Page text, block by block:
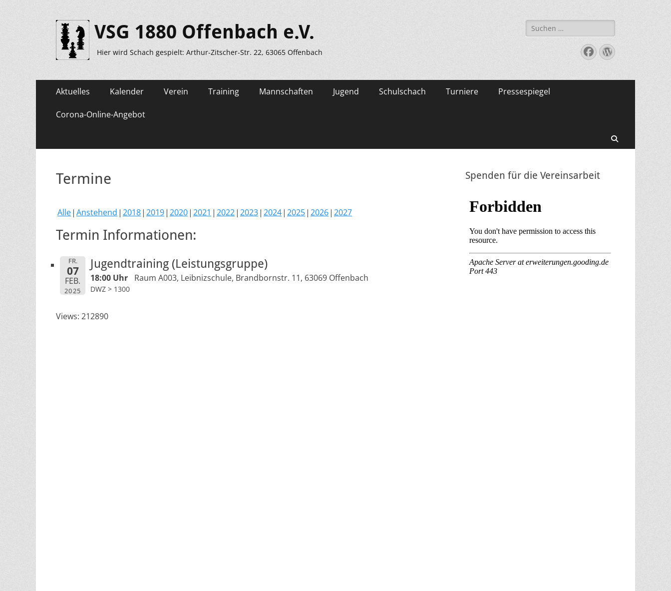
VSG 1880 Offenbach e.V.
Hier wird Schach gespielt: Arthur-Zitscher-Str. 22, 63065 Offenbach
Suche
nach:
Facebook
WordPress
Primäres
Zum
Inhalt
springen
Aktuelles Kalender Verein Training Mannschaften Jugend Schulschach Turniere Pressespiegel
Corona-Online-Angebot
Termine
Alle Anstehend 2018 2019 2020 2021 2022 2023 2024 2025 2026 2027
Termin Informationen:
FR.
07
FEB.
2025
Jugendtraining (Leistungsgruppe)
18:00 Uhr Raum A003, Leibnizschule, Brandbornstr. 11, 63069 Offenbach
DWZ > 1300
Views: 212890
Spenden für die Vereinsarbeit